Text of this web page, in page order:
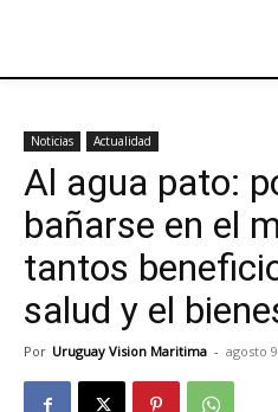
Noticias Actualidad
Al agua pato:
bañarse en el
tantos
salud y el
Por Uruguay Vision Maritima - agosto